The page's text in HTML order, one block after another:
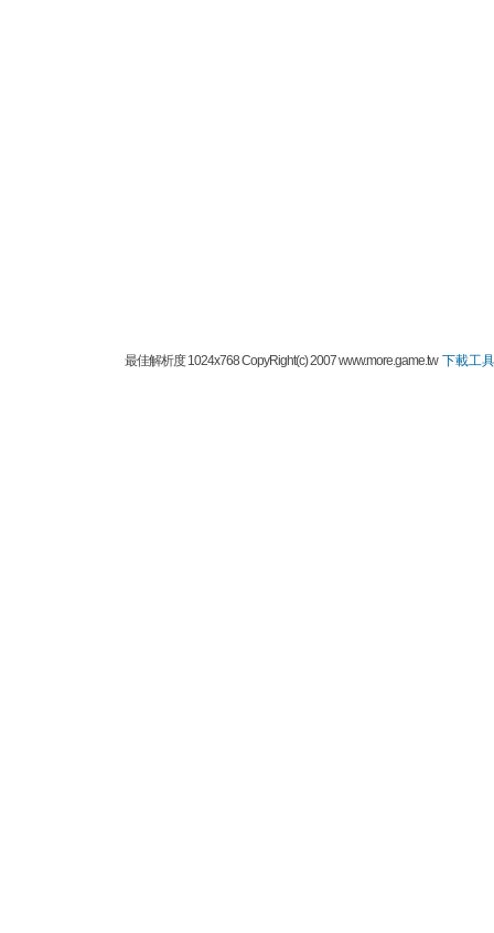
最佳解析度 1024x768 CopyRight(c) 2007 www.more.game.tw下載工